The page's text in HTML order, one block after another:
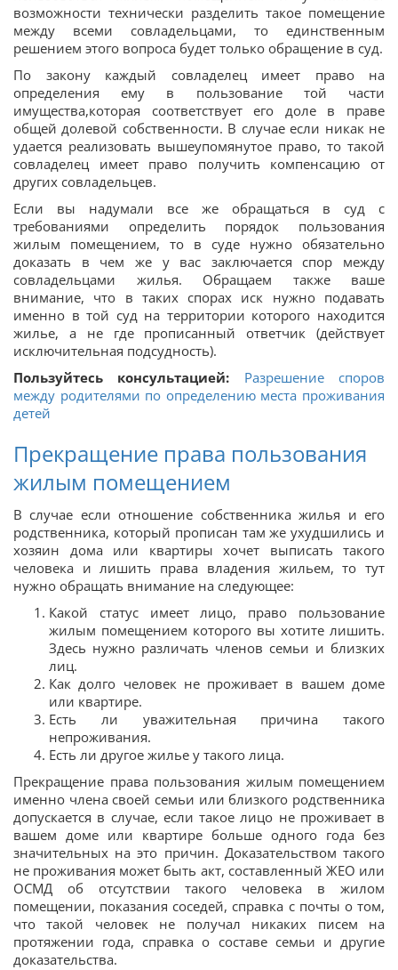
возможности технически разделить такое помещение
между всеми совладельцами, то единственным
решением этого вопроса будет только обращение в суд.
По закону каждый совладелец имеет право на
определения ему в пользование той части
имущества,которая соответствует его доле в праве
общей долевой собственности. В случае если никак не
удается реализовать вышеупомянутое право, то такой
совладелец имеет право получить компенсацию от
других совладельцев.
Если вы надумали все же обращаться в суд с
требованиями определить порядок пользования
жилым помещением, то в суде нужно обязательно
доказать в чем же у вас заключается спор между
совладельцами жилья. Обращаем также ваше
внимание, что в таких спорах иск нужно подавать
именно в той суд на территории которого находится
жилье, а не где прописанный ответчик (действует
исключительная подсудность).
Пользуйтесь консультацией:
Разрешение споров
между родителями по определению места проживания
детей
Прекращение права пользования
жилым помещением
В случае если отношение собственника жилья и его
родственника, который прописан там же ухудшились и
хозяин дома или квартиры хочет выписать такого
человека и лишить права владения жильем, то тут
нужно обращать внимание на следующее:
Какой статус имеет лицо, право пользование
жилым помещением которого вы хотите лишить.
Здесь нужно различать членов семьи и близких
лиц.
Как долго человек не проживает в вашем доме
или квартире.
Есть ли уважительная причина такого
непроживания.
Есть ли другое жилье у такого лица.
Прекращение права пользования жилым помещением
именно члена своей семьи или близкого родственника
допускается в случае, если такое лицо не проживает в
вашем доме или квартире больше одного года без
значительных на это причин. Доказательством такого
не проживания может быть акт, составленный ЖЕО или
ОСМД об отсутствии такого человека в жилом
помещении, показания соседей, справка с почты о том,
что такой человек не получал никаких писем на
протяжении года, справка о составе семьи и другие
доказательства.